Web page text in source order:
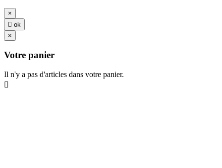
×
 ok
×
Votre panier
Il n'y a pas d'articles dans votre panier.